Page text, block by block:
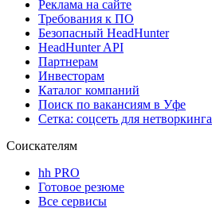
Реклама на сайте
Требования к ПО
Безопасный HeadHunter
HeadHunter API
Партнерам
Инвесторам
Каталог компаний
Поиск по вакансиям в Уфе
Сетка: соцсеть для нетворкинга
Соискателям
hh PRO
Готовое резюме
Все сервисы